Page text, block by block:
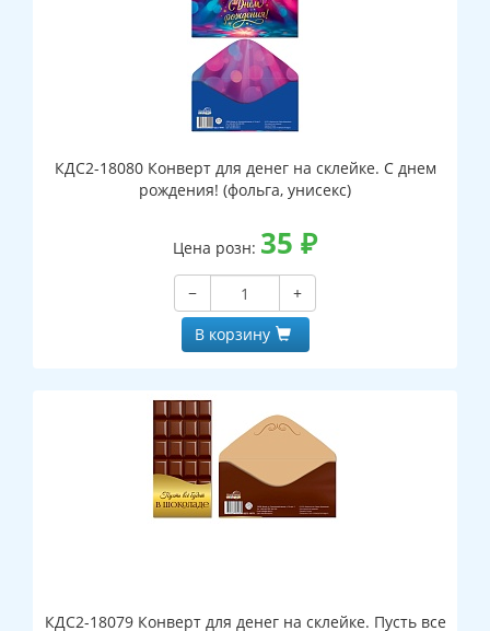
КДС2-18080 Конверт для денег на склейке. С днем
рождения! (фольга, унисекс)
Цена розн: 35 ₽
−
+
В корзину
КДС2-18079 Конверт для денег на склейке. Пусть все